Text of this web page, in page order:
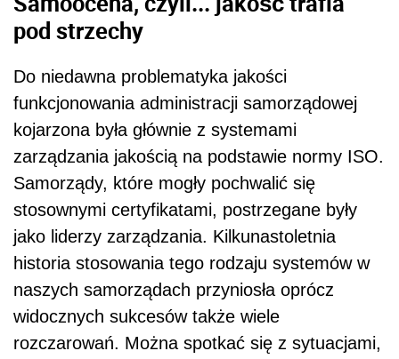
pod strzechy
Do niedawna problematyka jakości
funkcjonowania administracji samorządowej
kojarzona była głównie z systemami
zarządzania jakością na podstawie normy ISO.
Samorządy, które mogły pochwalić się
stosownymi certyfikatami, postrzegane były
jako liderzy zarządzania. Kilkunastoletnia
historia stosowania tego rodzaju systemów w
naszych samorządach przyniosła oprócz
widocznych sukcesów także wiele
rozczarowań. Można spotkać się z sytuacjami,